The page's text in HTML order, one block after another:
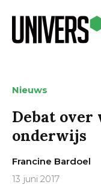
Nieuws
Debat
onderwijs
Francine Bardoel
13 juni 2017